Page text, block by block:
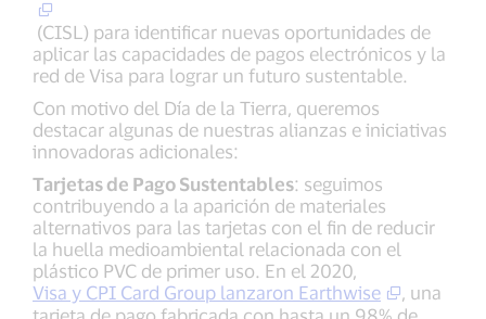
(CISL) para identificar nuevas oportunidades de
aplicar las capacidades de pagos electrónicos y la
red de Visa para lograr un futuro sustentable.
Con motivo del Día de la Tierra, queremos
destacar algunas de nuestras alianzas e iniciativas
innovadoras adicionales:
Tarjetas de Pago Sustentables: seguimos
contribuyendo a la aparición de materiales
alternativos para las tarjetas con el fin de reducir
la huella medioambiental relacionada con el
plástico PVC de primer uso. En el 2020,
Visa y CPI Card Group lanzaron Earthwise
, una